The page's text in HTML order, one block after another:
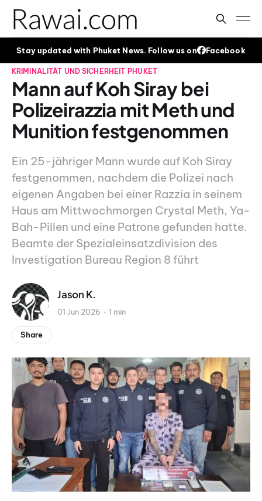
Stay updated with Phuket News. Follow us on Facebook
KRIMINALITÄT UND SICHERHEIT PHUKET
Mann auf Koh Siray bei
Polizeirazzia mit Meth und
Munition festgenommen
Ein 25-jähriger Mann wurde auf Koh Siray
festgenommen, nachdem die Polizei nach
eigenen Angaben bei einer Razzia in seinem
Haus am Mittwochmorgen Crystal Meth, Ya-
Bah-Pillen und eine Patrone gefunden hatte.
Beamte der Spezialeinsatzdivision des
Investigation Bureau Region 8 führt
Jason K.
01 Jun 2026 1 min
Share